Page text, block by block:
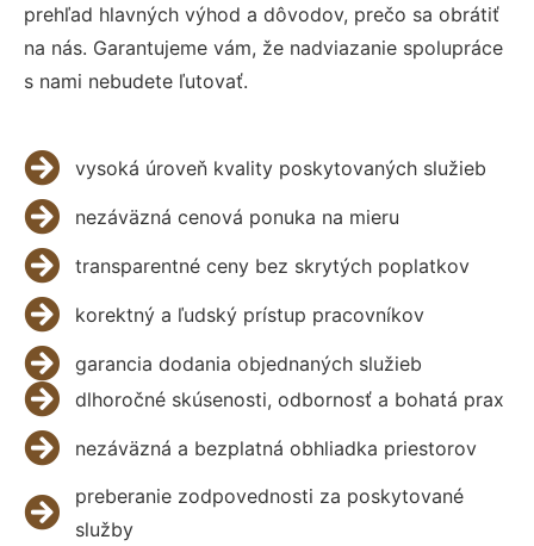
prehľad hlavných výhod a dôvodov, prečo sa obrátiť
na nás. Garantujeme vám, že nadviazanie spolupráce
s nami nebudete ľutovať.
vysoká úroveň kvality poskytovaných služieb
nezáväzná cenová ponuka na mieru
transparentné ceny bez skrytých poplatkov
korektný a ľudský prístup pracovníkov
garancia dodania objednaných služieb
dlhoročné skúsenosti, odbornosť a bohatá prax
nezáväzná a bezplatná obhliadka priestorov
preberanie zodpovednosti za poskytované
služby